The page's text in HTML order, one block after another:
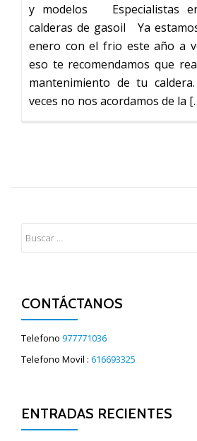
y modelos Especialistas
calderas de gasoil Ya
enero con el frio este año a
eso te recomendamos que
mantenimiento de tu
veces no nos acordamos de la
CONTÁCTANOS
Telefono 977771036
Telefono Movil : 616693325
ENTRADAS RECIENTES